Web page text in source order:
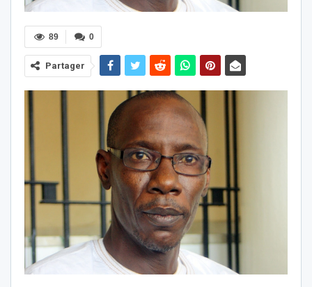
0
89
Partager